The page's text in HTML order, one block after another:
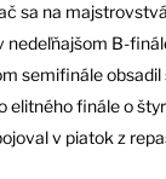
sa na
nedeľňajšom B-
semifinále
elitného finále o
v piatok z